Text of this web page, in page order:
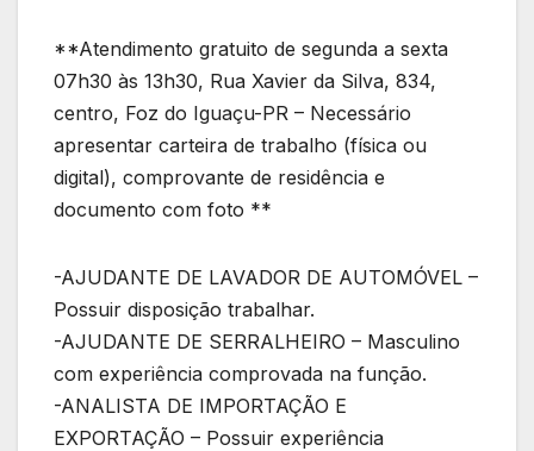
**Atendimento gratuito de segunda a sexta
07h30 às 13h30, Rua Xavier da Silva, 834,
centro, Foz do Iguaçu-PR – Necessário
apresentar carteira de trabalho (física ou
digital), comprovante de residência e
documento com foto **
-AJUDANTE DE LAVADOR DE AUTOMÓVEL –
Possuir disposição trabalhar.
-AJUDANTE DE SERRALHEIRO – Masculino
com experiência comprovada na função.
-ANALISTA DE IMPORTAÇÃO E
EXPORTAÇÃO – Possuir experiência